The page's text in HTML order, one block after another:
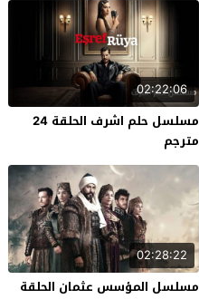
02:22:06
مسلسل حلم اشرف الحلقة 24
مترجم
02:28:22
مسلسل المؤسس عثمان الحلقة